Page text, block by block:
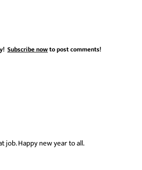
Subscribe nowto post comments!
job. Happy new year to all.